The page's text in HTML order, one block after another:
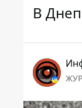
В